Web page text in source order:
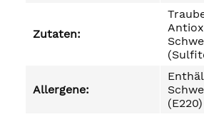
Zutaten:
Allergene:
(E220)